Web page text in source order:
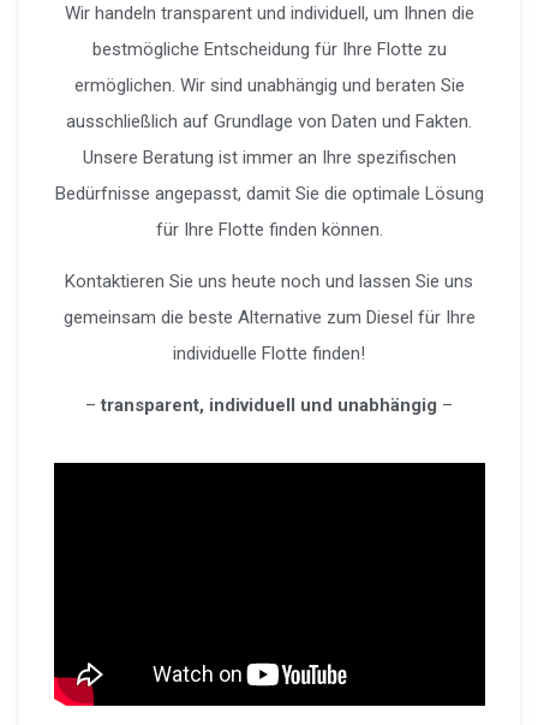
Wir handeln transparent und individuell, um Ihnen die
bestmögliche Entscheidung für Ihre Flotte zu
ermöglichen. Wir sind unabhängig und beraten Sie
ausschließlich auf Grundlage von Daten und Fakten.
Unsere Beratung ist immer an Ihre spezifischen
Bedürfnisse angepasst, damit Sie die optimale Lösung
für Ihre Flotte finden können.
Kontaktieren Sie uns heute noch und lassen Sie uns
gemeinsam die beste Alternative zum Diesel für Ihre
individuelle Flotte finden!
–transparent, individuell und unabhängig –